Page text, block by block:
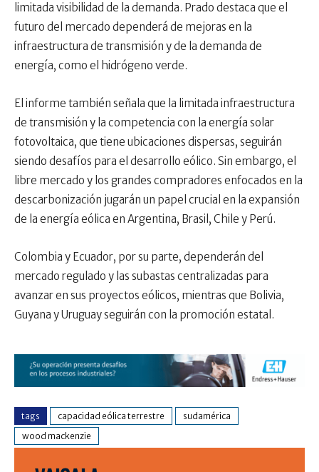
limitada visibilidad de la demanda. Prado destaca que el
futuro del mercado dependerá de mejoras en la
infraestructura de transmisión y de la demanda de
energía, como el hidrógeno verde.
El informe también señala que la limitada infraestructura
de transmisión y la competencia con la energía solar
fotovoltaica, que tiene ubicaciones dispersas, seguirán
siendo desafíos para el desarrollo eólico. Sin embargo, el
libre mercado y los grandes compradores enfocados en la
descarbonización jugarán un papel crucial en la expansión
de la energía eólica en Argentina, Brasil, Chile y Perú.
Colombia y Ecuador, por su parte, dependerán del
mercado regulado y las subastas centralizadas para
avanzar en sus proyectos eólicos, mientras que Bolivia,
Guyana y Uruguay seguirán con la promoción estatal.
tags capacidad eólica terrestre
sudamérica
wood mackenzie